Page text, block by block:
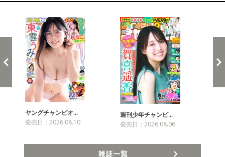
ヤングチャンピオ…
発売日：2026.08.10
週刊少年チャンピ…
発売日：2026.08.06